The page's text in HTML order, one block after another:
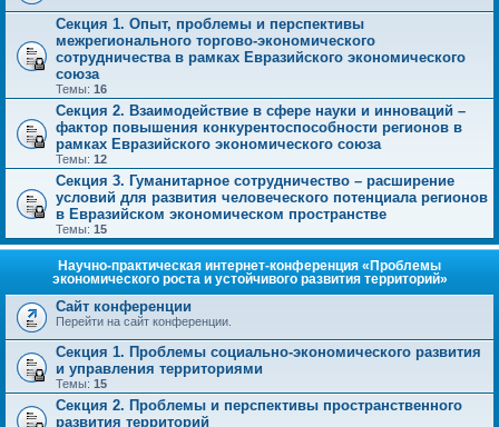
Секция 1. Опыт, проблемы и перспективы
межрегионального торгово-экономического
сотрудничества в рамках Евразийского экономического
союза
Темы: 16
Секция 2. Взаимодействие в сфере науки и инноваций –
фактор повышения конкурентоспособности регионов в
рамках Евразийского экономического союза
Темы: 12
Секция 3. Гуманитарное сотрудничество – расширение
условий для развития человеческого потенциала регионов
в Евразийском экономическом пространстве
Темы: 15
Научно-практическая интернет-конференция «Проблемы
экономического роста и устойчивого развития территорий»
Сайт конференции
Перейти на сайт конференции.
Секция 1. Проблемы социально-экономического развития
и управления территориями
Темы: 15
Секция 2. Проблемы и перспективы пространственного
развития территорий